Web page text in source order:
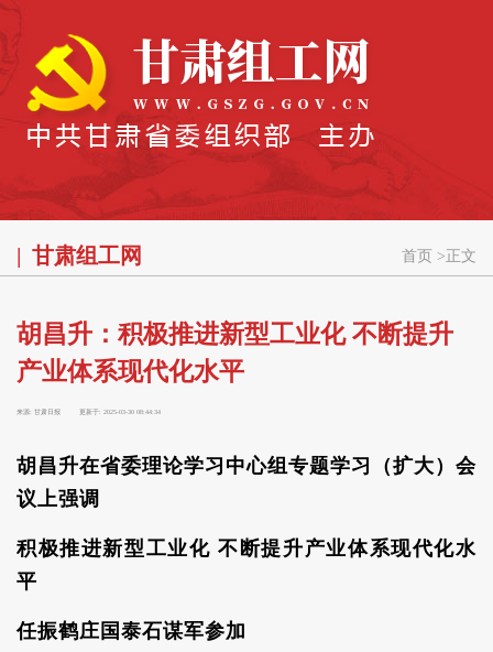
甘肃组工网 首页 > 正文
胡昌升：积极推进新型工业化 不断提升
产业体系现代化水平
来源: 甘肃日报 更新于: 2025-03-30 08:44:34
胡昌升在省委理论学习中心组专题学习（扩大）会
议上强调
积极推进新型工业化 不断提升产业体系现代化水
平
任振鹤庄国泰石谋军参加